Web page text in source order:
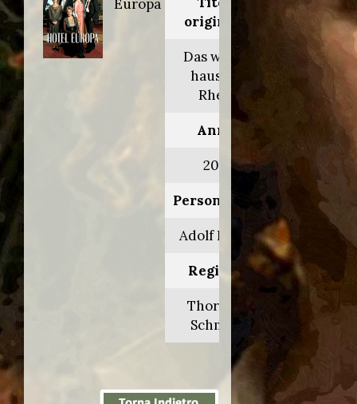
Europa
originale:
Das weiße
haus am
Rhein
Anno:
2021
Personaggio:
Adolf Hitler
Regia di:
Thorsten
Schmidt